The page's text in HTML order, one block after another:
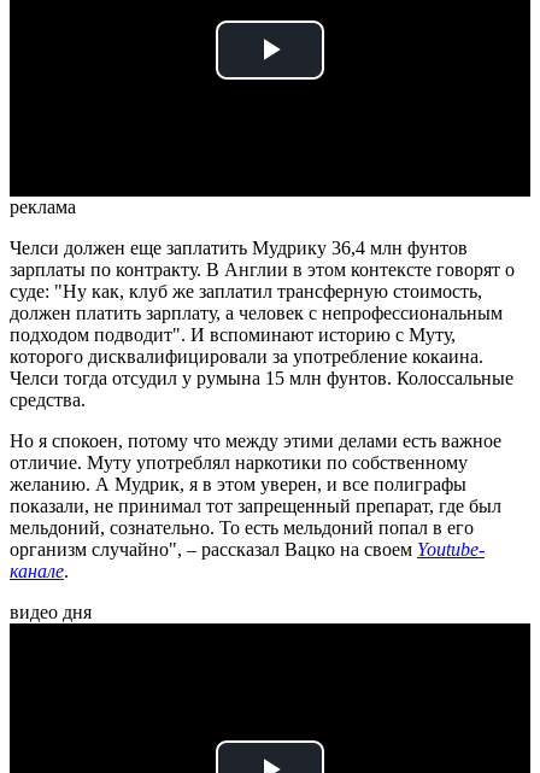
Play
реклама
Челси должен еще заплатить Мудрику 36,4 млн фунтов
зарплаты по контракту. В Англии в этом контексте говорят о
суде: "Ну как, клуб же заплатил трансферную стоимость,
должен платить зарплату, а человек с непрофессиональным
подходом подводит". И вспоминают историю с Муту,
которого дисквалифицировали за употребление кокаина.
Челси тогда отсудил у румына 15 млн фунтов. Колоссальные
средства.
Но я спокоен, потому что между этими делами есть важное
отличие. Муту употреблял наркотики по собственному
желанию. А Мудрик, я в этом уверен, и все полиграфы
показали, не принимал тот запрещенный препарат, где был
мельдоний, сознательно. То есть мельдоний попал в его
организм случайно", – рассказал Вацко на своем Youtube-
канале.
видео дня